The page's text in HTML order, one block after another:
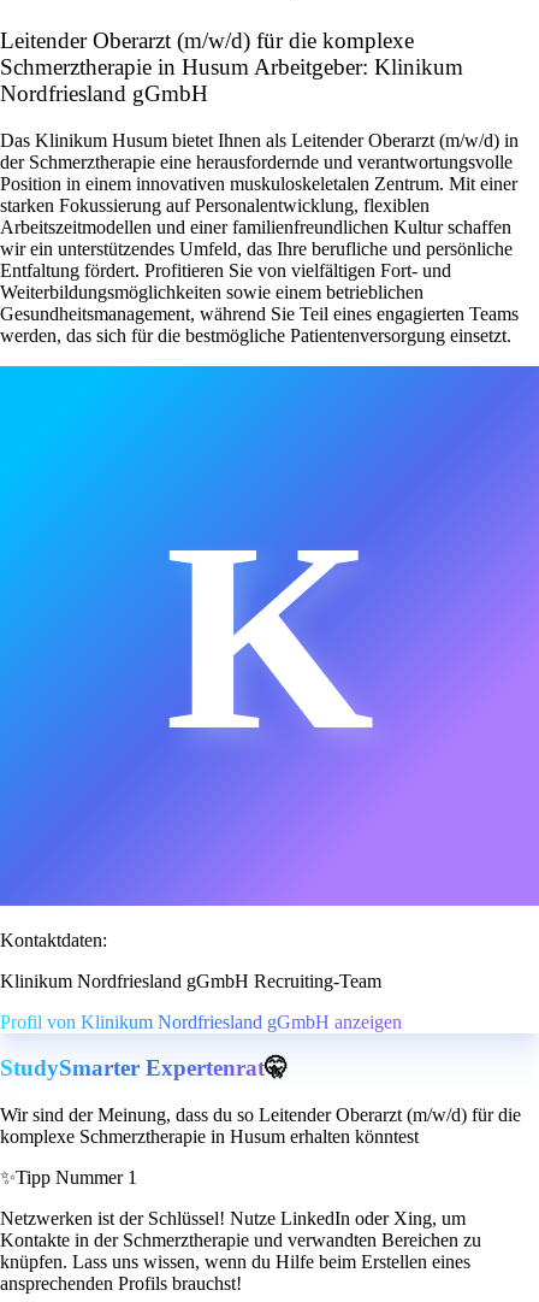
Leitender Oberarzt (m/w/d) für die komplexe
Schmerztherapie in Husum Arbeitgeber: Klinikum
Nordfriesland gGmbH
Das Klinikum Husum bietet Ihnen als Leitender Oberarzt (m/w/d) in
der Schmerztherapie eine herausfordernde und verantwortungsvolle
Position in einem innovativen muskuloskeletalen Zentrum. Mit einer
starken Fokussierung auf Personalentwicklung, flexiblen
Arbeitszeitmodellen und einer familienfreundlichen Kultur schaffen
wir ein unterstützendes Umfeld, das Ihre berufliche und persönliche
Entfaltung fördert. Profitieren Sie von vielfältigen Fort- und
Weiterbildungsmöglichkeiten sowie einem betrieblichen
Gesundheitsmanagement, während Sie Teil eines engagierten Teams
werden, das sich für die bestmögliche Patientenversorgung einsetzt.
K
Kontaktdaten:
Klinikum Nordfriesland gGmbH Recruiting-Team
Profil von Klinikum Nordfriesland gGmbH anzeigen
StudySmarter Expertenrat🤫
Wir sind der Meinung, dass du so Leitender Oberarzt (m/w/d) für die
komplexe Schmerztherapie in Husum erhalten könntest
✨Tipp Nummer 1
Netzwerken ist der Schlüssel! Nutze LinkedIn oder Xing, um
Kontakte in der Schmerztherapie und verwandten Bereichen zu
knüpfen. Lass uns wissen, wenn du Hilfe beim Erstellen eines
ansprechenden Profils brauchst!